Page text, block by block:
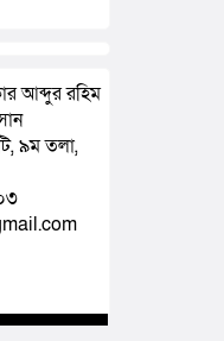
আব্দুর রহিম
৯ম তলা,